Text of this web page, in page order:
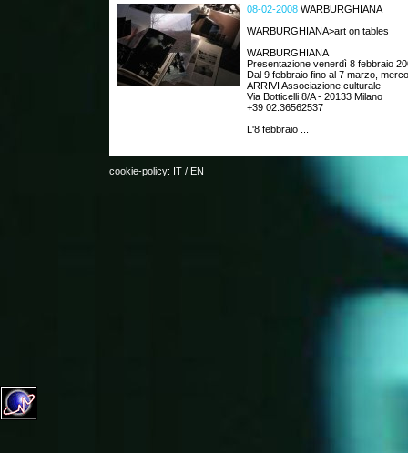
08-02-2008 WARBURGHIANA
WARBURGHIANA>art on tables
WARBURGHIANA
Presentazione venerdì 8 febbraio
Dal 9 febbraio fino al 7 marzo,
ARRIVI Associazione culturale
Via Botticelli 8/A - 20133 Milano
+39 02.36562537
L'8 febbraio ...
cookie-policy: IT / EN